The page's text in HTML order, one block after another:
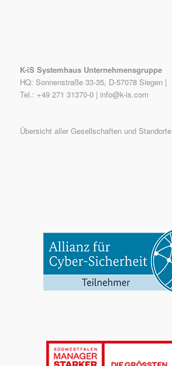
K-iS Systemhaus Unternehmensgruppe
HQ: Sonnenstraße 33-35, D-57078 Siegen |
Tel.: +49 271 31370-0 | info@k-is.com
Übersicht aller Gesellschaften und Standorte